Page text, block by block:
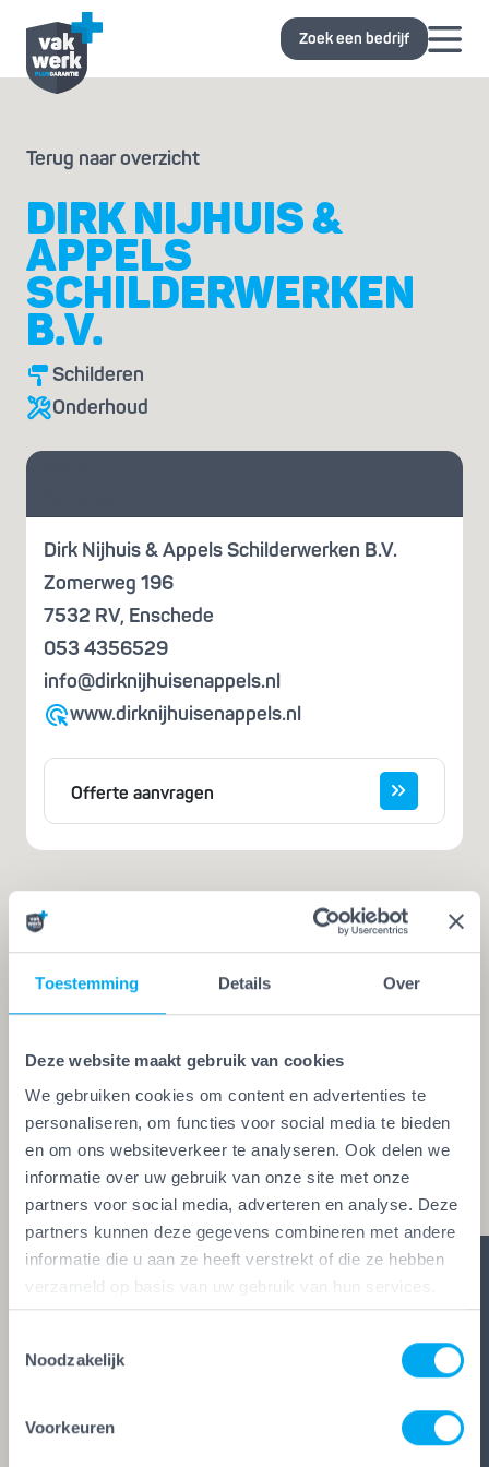
Toestemming Details Over
Deze website maakt gebruik van cookies
We gebruiken cookies om content en advertenties te
personaliseren, om functies voor social media te bieden
en om ons websiteverkeer te analyseren. Ook delen we
informatie over uw gebruik van onze site met onze
partners voor social media, adverteren en analyse. Deze
partners kunnen deze gegevens combineren met andere
informatie die u aan ze heeft verstrekt of die ze hebben
verzameld op basis van uw gebruik van hun services.
Noodzakelijk
Voorkeuren
Zoek een bedrijf
Terug naar overzicht
DIRK NIJHUIS &
APPELS
SCHILDERWERKEN
B.V.
Schilderen
Onderhoud
Vraag je
Dirk Nijhuis & Appels Schilderwerken B.V.
Zomerweg 196
7532 RV, Enschede
053 4356529
info@dirknijhuisenappels.nl
www.dirknijhuisenappels.nl
Offerte aanvragen
Iemand die zegt dat hij het kan, is nog
geen vakman
Een echte vakman of -vrouw herken je aan de
Vakwerk Plusgarantie. Dit is hét
glaszetters en onderhoudsbedrijven. Alleen wie
aan de strengste kwaliteitseisen voldoet, mag het
keurmerk voeren. Zo ben je zeker van vakwerk,
duidelijke afspraken en zes glasheldere garanties.